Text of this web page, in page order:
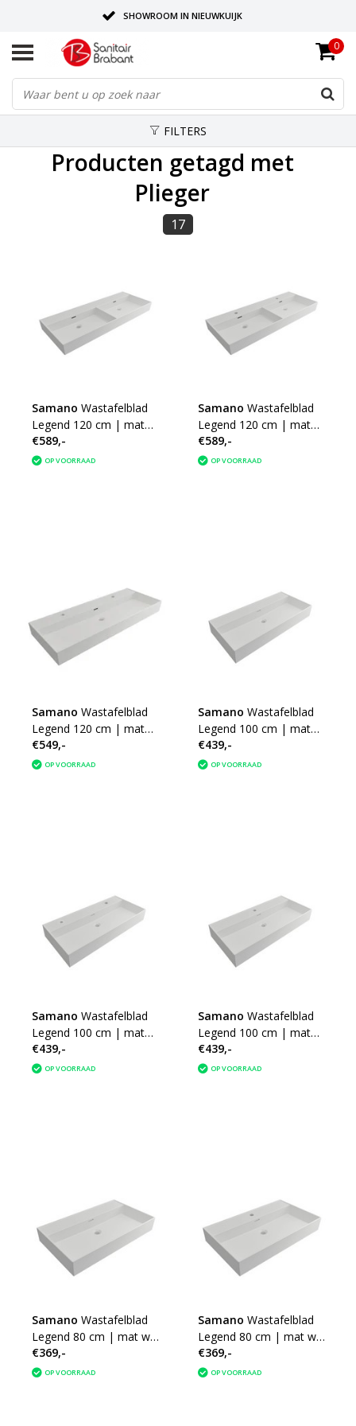
SHOWROOM IN NIEUWKUIJK
BEZORGING OP AFSPRAAK
LEVERING EN REALISATIE ONDER EEN DAK!
0
FILTERS
Producten getagd met
Plieger
17
Samano Wastafelblad
Legend 120 cm | mat
wit | dubbele spoelbak |
geen kraangaten
€589,-
OP VOORRAAD
Samano Wastafelblad
Legend 120 cm | mat
wit | dubbele spoelbak |
2 kraangaten
€589,-
OP VOORRAAD
Samano Wastafelblad
Legend 120 cm | mat
wit | enkele spoelbak |
2 kraangaten
€549,-
OP VOORRAAD
Samano Wastafelblad
Legend 100 cm | mat
wit | enkele spoelbak |
geen kraangaten
€439,-
OP VOORRAAD
Samano Wastafelblad
Legend 100 cm | mat
wit | enkele spoelbak |
2 kraangaten
€439,-
OP VOORRAAD
Samano Wastafelblad
Legend 100 cm | mat
wit | enkele spoelbak |
1 kraangat
€439,-
OP VOORRAAD
Samano Wastafelblad
Legend 80 cm | mat wit
| enkele spoelbak |
geen kraangaten
€369,-
OP VOORRAAD
Samano Wastafelblad
Legend 80 cm | mat wit
| enkele spoelbak | 1
kraangat
€369,-
OP VOORRAAD